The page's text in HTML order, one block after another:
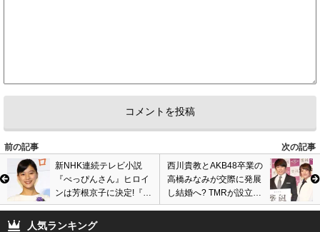
前の記事
次の記事
新NHK連続テレビ小説
『べっぴんさん』ヒロイ
ンは芳根京子に決定!『表
参道高校合唱部!』で注目
浴び、ついに朝ドラ女優
西川貴教とAKB48卒業の
高橋みなみが交際に発展
し結婚へ? TMRが設立会
社『突風』の特別顧問に
人気ランキング